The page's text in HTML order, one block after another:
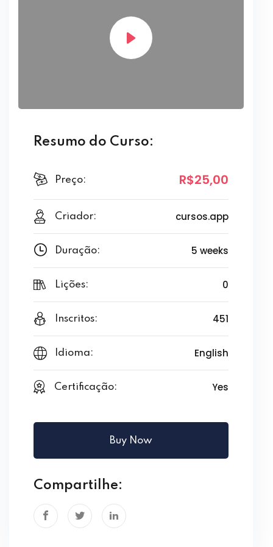
Resumo do Curso:
Preço: R$25,00
Criador: cursos.app
Duração: 5 weeks
Lições: 0
Inscritos: 451
Idioma: English
Certificação: Yes
Buy Now
Compartilhe: